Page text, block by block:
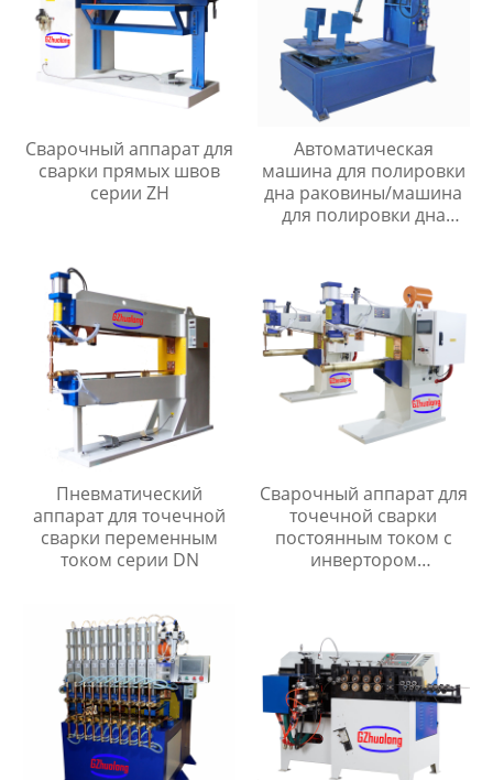
Сварочный аппарат для
сварки прямых швов
серии ZH
Автоматическая
машина для полировки
дна раковины/машина
для полировки дна
Пневматический
аппарат для точечной
сварки переменным
током серии DN
Сварочный аппарат для
точечной сварки
постоянным током с
инвертором